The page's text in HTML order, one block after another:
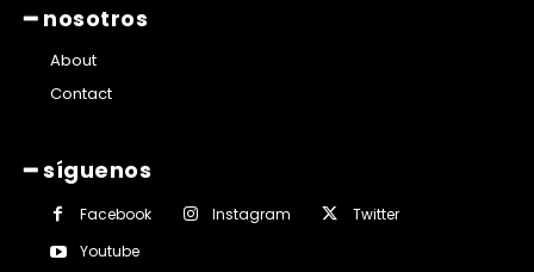
━ nosotros
About
Contact
━ síguenos
Facebook Instagram
Twitter
Youtube